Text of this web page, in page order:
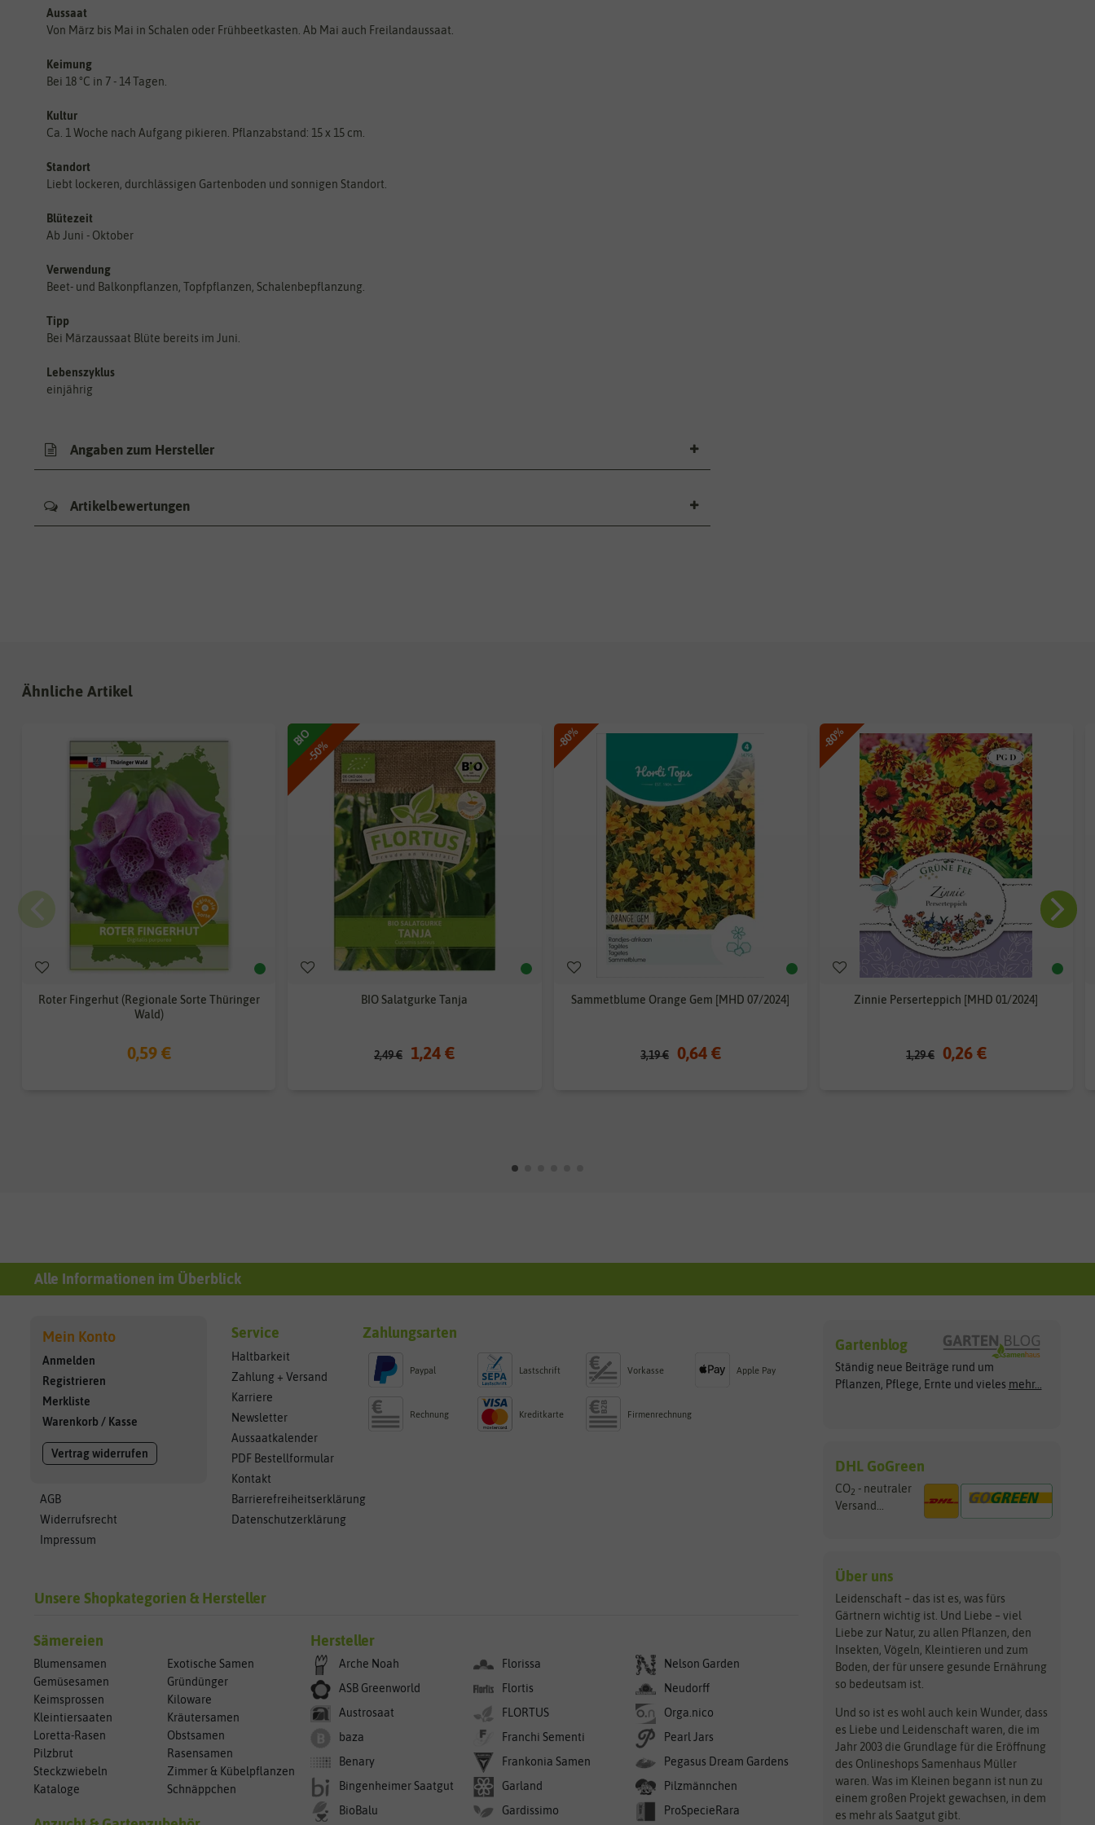
Aussaat
Von März bis Mai in Schalen oder Frühbeetkasten. Ab Mai auch Freilandaussaat.
Keimung
Bei 18 °C in 7 - 14 Tagen.
Kultur
Ca. 1 Woche nach Aufgang pikieren. Pflanzabstand: 15 x 15 cm.
Standort
Liebt lockeren, durchlässigen Gartenboden und sonnigen Standort.
Blütezeit
Ab Juni - Oktober
Verwendung
Beet- und Balkonpflanzen, Topfpflanzen, Schalenbepflanzung.
Tipp
Bei Märzaussaat Blüte bereits im Juni.
Lebenszyklus
einjährig
Angaben zum Hersteller
Artikelbewertungen
Ähnliche Artikel
Roter Fingerhut (Regionale Sorte Thüringer
Wald)
0,59 €
-50%
BIO
BIO Salatgurke Tanja
2,49 € 1,24 €
-80%
Sammetblume Orange Gem [MHD 07/2024]
3,19 € 0,64 €
-80%
Zinnie Perserteppich [MHD 01/2024]
1,29 € 0,26 €
Alle Informationen im Überblick
Mein Konto
Anmelden
Registrieren
Merkliste
Warenkorb / Kasse
Vertrag widerrufen
AGB
Widerrufsrecht
Impressum
Service
Haltbarkeit
Zahlung + Versand
Karriere
Newsletter
Aussaatkalender
PDF Bestellformular
Kontakt
Barrierefreiheitserklärung
Datenschutzerklärung
Zahlungsarten
Paypal Lastschrift Vorkasse Apple Pay
Rechnung Kreditkarte Firmenrechnung
Unsere Shopkategorien & Hersteller
Sämereien
Blumensamen
Exotische Samen
Gemüsesamen
Gründünger
Keimsprossen
Kiloware
Kleintiersaaten
Kräutersamen
Loretta-Rasen
Obstsamen
Pilzbrut
Rasensamen
Steckzwiebeln
Zimmer & Kübelpflanzen
Kataloge
Schnäppchen
Hersteller
Arche Noah
ASB Greenworld
Austrosaat
baza
Benary
Bingenheimer Saatgut
BioBalu
Florissa
Flortis
FLORTUS
Franchi Sementi
Frankonia Samen
Garland
Gardissimo
Nelson Garden
Neudorff
Orga.nico
Pearl Jars
Pegasus Dream Gardens
Pilzmännchen
ProSpecieRara
Gartenblog
Ständig neue Beiträge rund um
Pflanzen, Pflege, Ernte und vieles mehr...
DHL GoGreen
CO2 - neutraler
Versand...
Über uns
Leidenschaft – das ist es, was fürs
Gärtnern wichtig ist. Und Liebe – viel
Liebe zur Natur, zu allen Pflanzen, den
Insekten, Vögeln, Kleintieren und zum
Boden, der für unsere gesunde Ernährung
so bedeutsam ist.
Und so ist es wohl auch kein Wunder, dass
es Liebe und Leidenschaft waren, die im
Jahr 2003 die Grundlage für die Eröffnung
des Onlineshops Samenhaus Müller
waren. Was im Kleinen begann ist nun zu
einem großen Projekt gewachsen, in dem
es mehr als Saatgut gibt.